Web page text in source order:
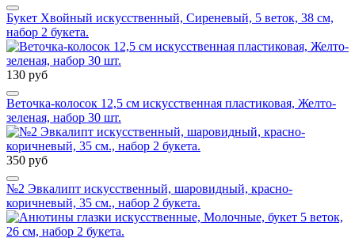
Букет Хвойный искусственный, Сиреневый, 5 веток, 38 см,
набор 2 букета.
130 руб
Веточка-колосок 12,5 см искусственная пластиковая, Желто-
зеленая, набор 30 шт.
350 руб
№2 Эвкалипт искусственный, шаровидный, красно-
коричневый, 35 см., набор 2 букета.